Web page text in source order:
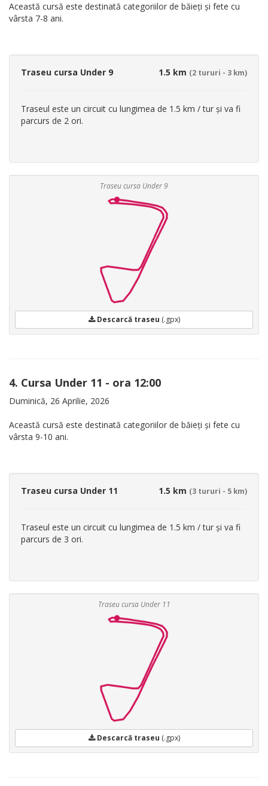
Această cursă este destinată categoriilor de băieți și fete cu
vârsta 7-8 ani.
Traseu cursa Under 9 1.5 km (2 tururi - 3 km)
Traseul este un circuit cu lungimea de 1.5 km / tur și va fi
parcurs de 2 ori.
Traseu cursa Under 9
Descarcă traseu (.gpx)
4. Cursa Under 11 - ora 12:00
Duminică, 26 Aprilie, 2026
Această cursă este destinată categoriilor de băieți și fete cu
vârsta 9-10 ani.
Traseu cursa Under 11 1.5 km (3 tururi - 5 km)
Traseul este un circuit cu lungimea de 1.5 km / tur și va fi
parcurs de 3 ori.
Traseu cursa Under 11
Descarcă traseu (.gpx)